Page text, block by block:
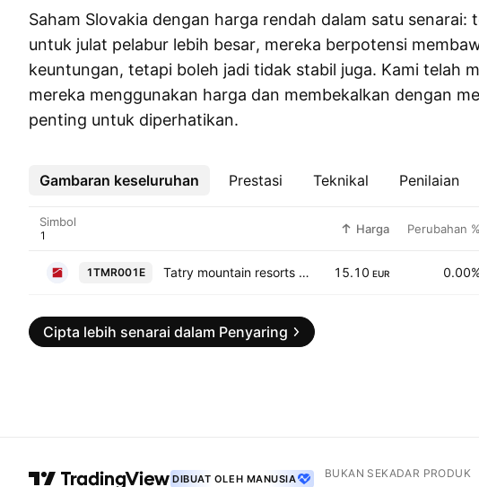
Saham Slovakia dengan harga rendah dalam satu senarai:
untuk julat pelabur lebih besar, mereka berpotensi
keuntungan, tetapi boleh jadi tidak stabil juga. Kami telah
mereka menggunakan harga dan membekalkan dengan
penting untuk diperhatikan.
Gambaran keseluruhan Prestasi Teknikal Penilaian
Lebih
Simbol Harga Perubahan %
1TMR001E Tatry mountain resorts as 15.10 EUR
Cipta lebih senarai dalam Penyaring
DIBUAT OLEH MANUSIA BUKAN SEKADAR PRODUK